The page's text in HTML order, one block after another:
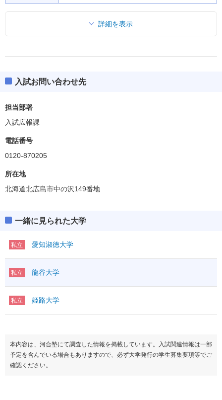
詳細を表示
入試お問い合わせ先
担当部署
入試広報課
電話番号
0120-870205
所在地
北海道北広島市中の沢149番地
一緒に見られた大学
私立 愛知淑徳大学
私立 龍谷大学
私立 姫路大学
本内容は、河合塾にて調査した情報を掲載しています。入試関連情報は一部
予定を含んでいる場合もありますので、必ず大学発行の学生募集要項等でご
確認ください。